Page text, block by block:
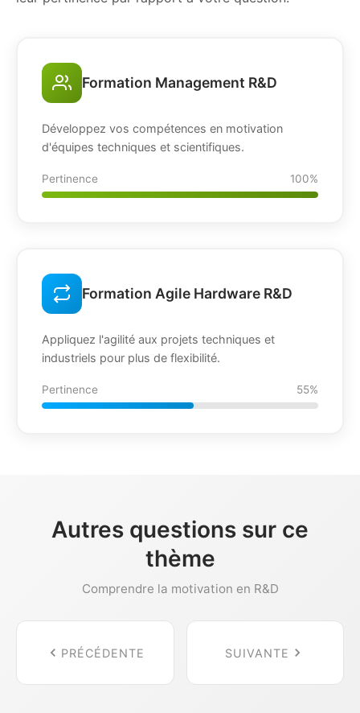
Formation Management R&D
Développez vos compétences en motivation
d'équipes techniques et scientifiques.
Pertinence 100%
Formation Agile Hardware R&D
Appliquez l'agilité aux projets techniques et
industriels pour plus de flexibilité.
Pertinence 55%
Autres questions sur ce
thème
Comprendre la motivation en R&D
PRÉCÉDENTE SUIVANTE